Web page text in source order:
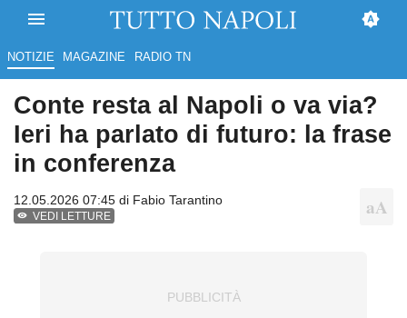
NOTIZIE MAGAZINE RADIO TN
Conte resta al Napoli o va via?
Ieri ha parlato di futuro: la frase
in conferenza
12.05.2026 07:45 di Fabio Tarantino
VEDI LETTURE